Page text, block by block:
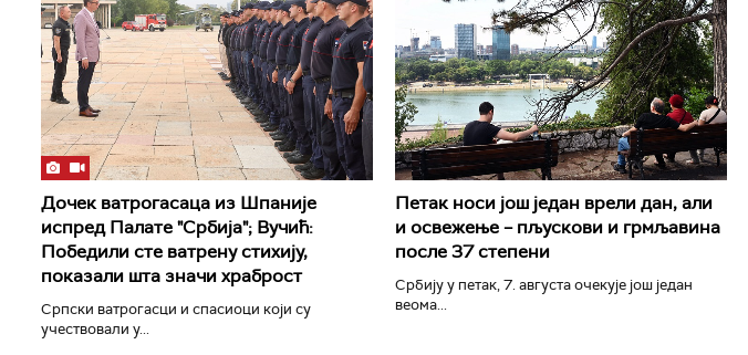
Дочек ватрогасаца из Шпаније
испред Палате "Србија"; Вучић:
Победили сте ватрену стихију,
показали шта значи храброст
Српски ватрогасци и спасиоци који су
учествовали у...
Петак носи још један врели дан, али
и освежење – пљускови и грмљавина
после 37 степени
Србију у петак, 7. августа очекује још један
веома...